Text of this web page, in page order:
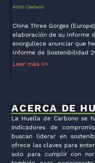
Abilio Caetano
China Three Gorges
elaboración de su Informe
enorgullece anunciar que
Informe de Sostenibilidad
Leer más >>
La Huella de Carbono se
indicadores de
buscan liderar en
ofrece las claves para
solo para cumplir con
ACERCA DE